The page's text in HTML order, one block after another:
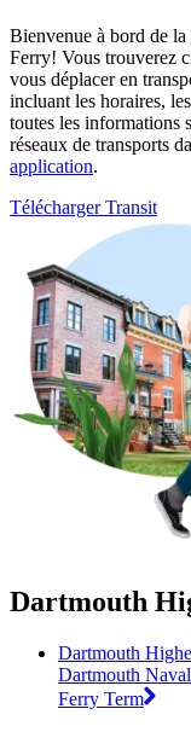
Bienvenue à bord de
Ferry! Vous trouverez
vous déplacer en
incluant les horaires,
toutes les informations
réseaux de transports
application.
Télécharger Transit
Dartmouth
Dartmouth
Dartmouth
Ferry Term